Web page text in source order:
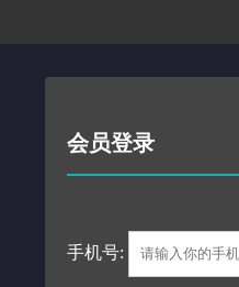
会员登录
手机号: